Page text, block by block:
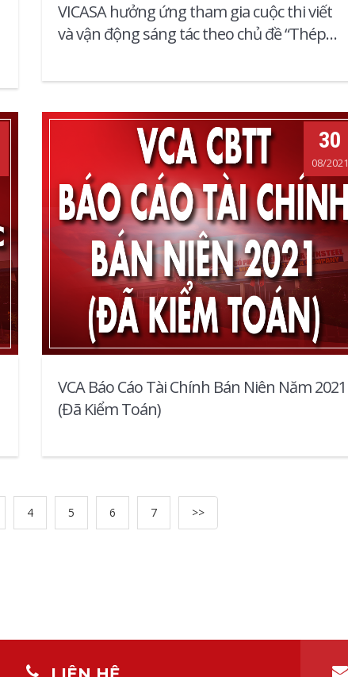
VICASA hưởng ứng tham gia cuộc thi viết
và vận động sáng tác theo chủ đề “Thép
tín thương hiệu”
30
08/2021
VCA Báo Cáo Tài Chính Bán Niên Năm 2021
(Đã Kiểm Toán)
4 5 6 7 >>